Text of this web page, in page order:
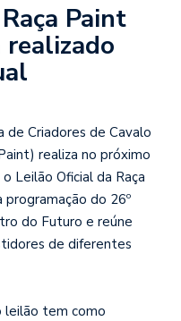
Paint
de Criadores de Cavalo
realiza no próximo
Leilão Oficial da Raça
do 26º
do Futuro e reúne
de diferentes
leilão tem como